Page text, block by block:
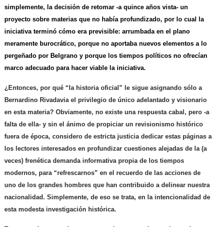
simplemente, la decisión de retomar -a quince años vista- un
proyecto sobre materias que no había profundizado, por lo cual la
iniciativa terminó cómo era previsible: arrumbada en el plano
meramente burocrático, porque no aportaba nuevos elementos a lo
pergeñado por Belgrano y porque los tiempos políticos no ofrecían
marco adecuado para hacer viable la iniciativa.
¿Entonces, por qué “la historia oficial” le sigue asignando sólo a
Bernardino Rivadavia el privilegio de único adelantado y visionario
en esta materia? Obviamente, no existe una respuesta cabal, pero -a
falta de ella- y sin el ánimo de propiciar un revisionismo histórico
fuera de época, considero de estricta justicia dedicar estas páginas a
los lectores interesados en profundizar cuestiones alejadas de la (a
veces) frenética demanda informativa propia de los tiempos
modernos, para “refrescarnos” en el recuerdo de las acciones de
uno de los grandes hombres que han contribuido a delinear nuestra
nacionalidad. Simplemente, de eso se trata, en la intencionalidad de
esta modesta investigación histórica.